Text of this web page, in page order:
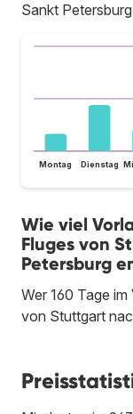
Sankt
Montag Dienstag
Wie viel
Fluges von
Petersburg
Wer 160 Tage
von Stuttgart